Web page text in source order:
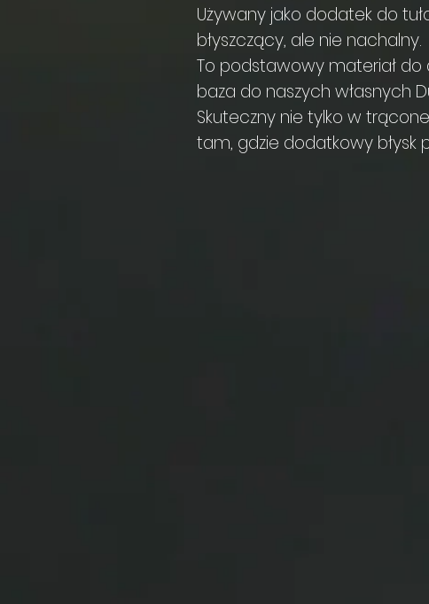
Używany jako dodatek do
błyszczący, ale nie nachalny.
To podstawowy materiał
baza do naszych własnych
Skuteczny nie tylko w
tam, gdzie dodatkowy błysk